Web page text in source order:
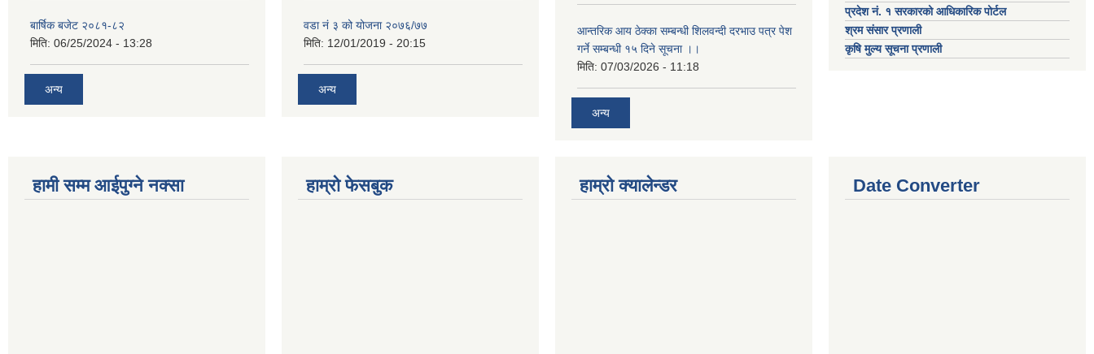
बार्षिक बजेट २०८१-८२
मिति: 06/25/2024 - 13:28
अन्य
वडा नं ३ को योजना २०७६/७७
मिति: 12/01/2019 - 20:15
अन्य
आन्तरिक आय ठेक्का सम्बन्धी शिलवन्दी दरभाउ पत्र पेश
गर्ने सम्बन्धी १५ दिने सूचना ।।
मिति: 07/03/2026 - 11:18
अन्य
प्रदेश नं. १ सरकारको आधिकारिक पोर्टल
श्रम संसार प्रणाली
कृषि मुल्य सूचना प्रणाली
हामी सम्म आईपुग्ने नक्सा हाम्रो फेसबुक हाम्रो क्यालेन्डर Date Converter